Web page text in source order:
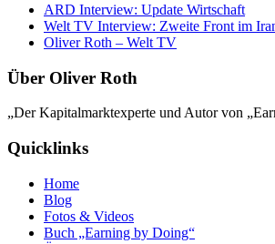
ARD Interview: Update Wirtschaft
Welt TV Interview: Zweite Front im
Oliver Roth – Welt TV
Über Oliver Roth
„Der Kapitalmarktexperte und Autor von
Quicklinks
Home
Blog
Fotos & Videos
Buch „Earning by Doing“